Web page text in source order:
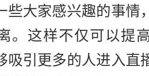
些大家感兴趣的事情
。这样不仅可以提
吸引更多的人进入直